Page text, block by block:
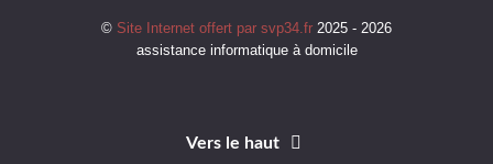
© Site Internet offert par svp34.fr 2025 - 2026
assistance informatique à domicile
Vers le haut